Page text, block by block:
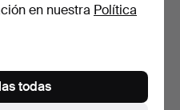
ITALIANA DE CRISTAL DE
en nuestra Política
todas